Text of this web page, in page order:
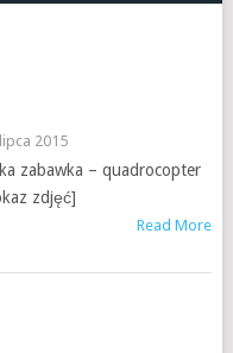
2015
zabawka – quadrocopter
zdjęć]
Read More